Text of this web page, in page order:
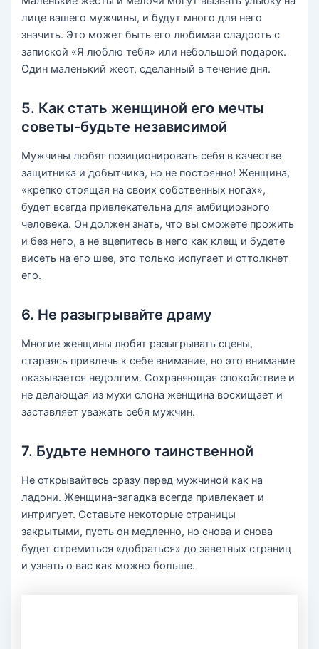
лице вашего мужчины, и будут много для него
значить. Это может быть его любимая сладость с
запиской «Я люблю тебя» или небольшой подарок.
Один маленький жест, сделанный в течение дня.
5. Как стать женщиной его мечты
советы-будьте независимой
Мужчины любят позиционировать себя в качестве
защитника и добытчика, но не постоянно! Женщина,
«крепко стоящая на своих собственных ногах»,
будет всегда привлекательна для амбициозного
человека. Он должен знать, что вы сможете прожить
и без него, а не вцепитесь в него как клещ и будете
висеть на его шее, это только испугает и оттолкнет
его.
6. Не разыгрывайте драму
Многие женщины любят разыгрывать сцены,
стараясь привлечь к себе внимание, но это внимание
оказывается недолгим. Сохраняющая спокойствие и
не делающая из мухи слона женщина восхищает и
заставляет уважать себя мужчин.
7. Будьте немного таинственной
Не открывайтесь сразу перед мужчиной как на
ладони. Женщина-загадка всегда привлекает и
интригует. Оставьте некоторые страницы
закрытыми, пусть он медленно, но снова и снова
будет стремиться «добраться» до заветных страниц
и узнать о вас как можно больше.